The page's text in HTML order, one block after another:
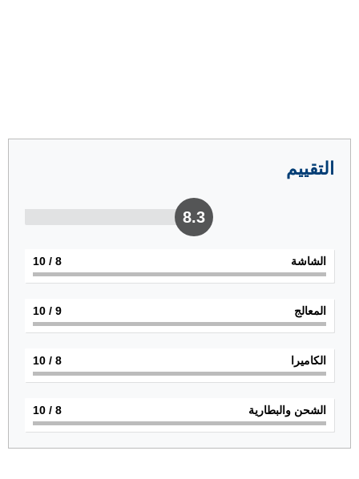
التقييم
8.3
الشاشة 8
/ 10
المعالج 9
/ 10
الكاميرا 8
/ 10
الشحن والبطارية 8
/ 10